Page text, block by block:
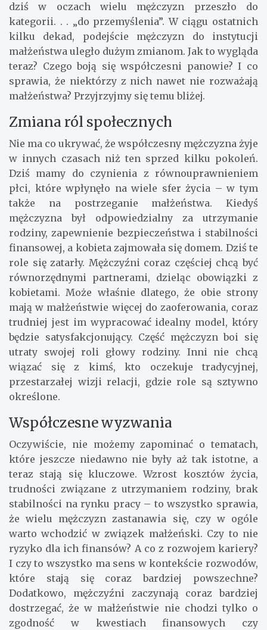
dziś w oczach wielu mężczyzn przeszło do
kategorii. . . „do przemyślenia”. W ciągu ostatnich
kilku dekad, podejście mężczyzn do instytucji
małżeństwa uległo dużym zmianom. Jak to wygląda
teraz? Czego boją się współczesni panowie? I co
sprawia, że niektórzy z nich nawet nie rozważają
małżeństwa? Przyjrzyjmy się temu bliżej.
Zmiana ról społecznych
Nie ma co ukrywać, że współczesny mężczyzna żyje
w innych czasach niż ten sprzed kilku pokoleń.
Dziś mamy do czynienia z równouprawnieniem
płci, które wpłynęło na wiele sfer życia – w tym
także na postrzeganie małżeństwa. Kiedyś
mężczyzna był odpowiedzialny za utrzymanie
rodziny, zapewnienie bezpieczeństwa i stabilności
finansowej, a kobieta zajmowała się domem. Dziś te
role się zatarły. Mężczyźni coraz częściej chcą być
równorzędnymi partnerami, dzieląc obowiązki z
kobietami. Może właśnie dlatego, że obie strony
mają w małżeństwie więcej do zaoferowania, coraz
trudniej jest im wypracować idealny model, który
będzie satysfakcjonujący. Część mężczyzn boi się
utraty swojej roli głowy rodziny. Inni nie chcą
wiązać się z kimś, kto oczekuje tradycyjnej,
przestarzałej wizji relacji, gdzie role są sztywno
określone.
Współczesne wyzwania
Oczywiście, nie możemy zapominać o tematach,
które jeszcze niedawno nie były aż tak istotne, a
teraz stają się kluczowe. Wzrost kosztów życia,
trudności związane z utrzymaniem rodziny, brak
stabilności na rynku pracy – to wszystko sprawia,
że wielu mężczyzn zastanawia się, czy w ogóle
warto wchodzić w związek małżeński. Czy to nie
ryzyko dla ich finansów? A co z rozwojem kariery?
I czy to wszystko ma sens w kontekście rozwodów,
które stają się coraz bardziej powszechne?
Dodatkowo, mężczyźni zaczynają coraz bardziej
dostrzegać, że w małżeństwie nie chodzi tylko o
zgodność w kwestiach finansowych czy